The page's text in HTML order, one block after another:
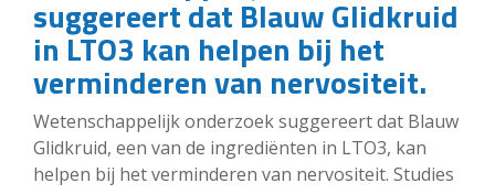
suggereert dat Blauw Glidkruid
in LTO3 kan helpen bij het
verminderen van nervositeit.
Wetenschappelijk onderzoek suggereert dat Blauw
Glidkruid, een van de ingrediënten in LTO3, kan
helpen bij het verminderen van nervositeit. Studies